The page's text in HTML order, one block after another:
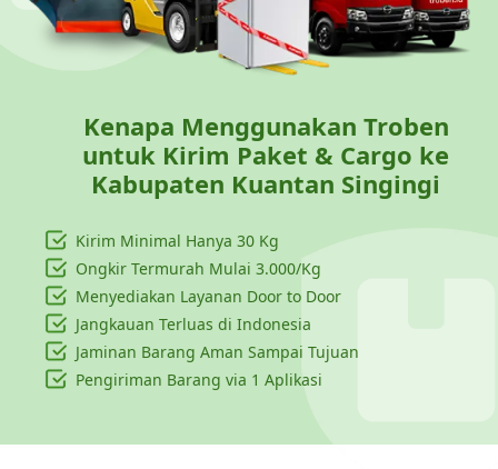
Kenapa Menggunakan Troben
untuk Kirim Paket & Cargo ke
Kabupaten Kuantan Singingi
Kirim Minimal Hanya 30 Kg
Ongkir Termurah Mulai 3.000/Kg
Menyediakan Layanan Door to Door
Jangkauan Terluas di Indonesia
Jaminan Barang Aman Sampai Tujuan
Pengiriman Barang via 1 Aplikasi